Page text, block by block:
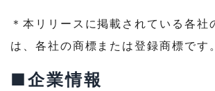
＊本リリースに掲載されている各社
は、各社の商標または登録商標です。
■企業情報